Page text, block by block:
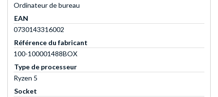
Ordinateur de bureau
EAN
0730143316002
Référence du fabricant
100-100001488BOX
Type de processeur
Ryzen 5
Socket